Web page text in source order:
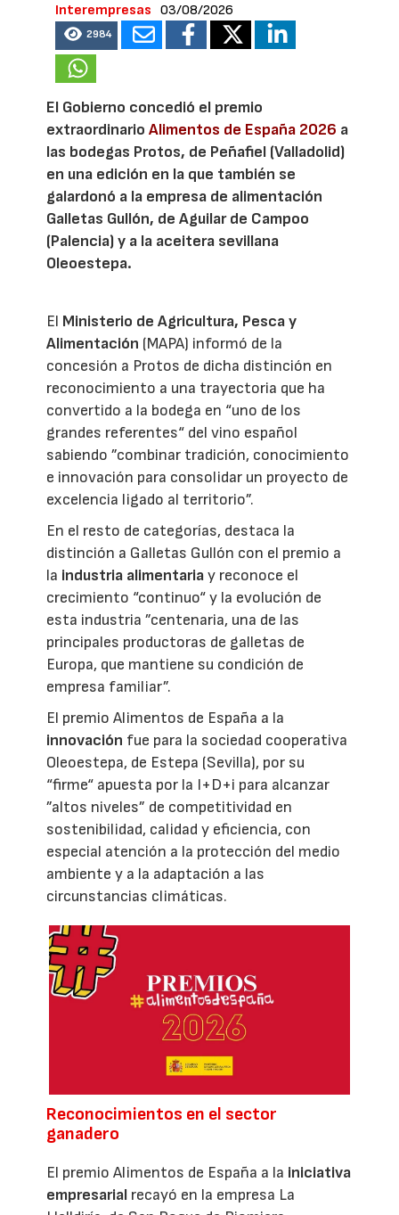
Interempresas
03/08/2026
2984
El Gobierno concedió el premio
extraordinarioAlimentos de España 2026 a
las bodegas Protos, de Peñafiel (Valladolid)
en una edición en la que también se
galardonó a la empresa de alimentación
Galletas Gullón, de Aguilar de Campoo
(Palencia) y a la aceitera sevillana
Oleoestepa.
El Ministerio de Agricultura, Pesca y
Alimentación (MAPA) informó de la
concesión a Protos de dicha distinción en
reconocimiento a una trayectoria que ha
convertido a la bodega en “uno de los
grandes referentes“ del vino español
sabiendo ”combinar tradición, conocimiento
e innovación para consolidar un proyecto de
excelencia ligado al territorio”.
En el resto de categorías, destaca la
distinción a Galletas Gullón con el premio a
la industria alimentariay reconoce el
crecimiento “continuo“ y la evolución de
esta industria ”centenaria, una de las
principales productoras de galletas de
Europa, que mantiene su condición de
empresa familiar”.
El premio Alimentos de España a la
innovación fue para la sociedad cooperativa
Oleoestepa, de Estepa (Sevilla), por su
“firme“ apuesta por la I+D+i para alcanzar
”altos niveles” de competitividad en
sostenibilidad, calidad y eficiencia, con
especial atención a la protección del medio
ambiente y a la adaptación a las
circunstancias climáticas.
Reconocimientos en el sector
ganadero
El premio Alimentos de España a la iniciativa
empresarial recayó en la empresa La